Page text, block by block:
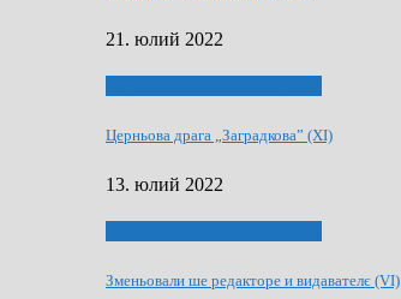
21. юлий 2022
Церньова драга „Заградкова” (XI)
13. юлий 2022
Зменьовали ше редакторе и видавателє (VI)